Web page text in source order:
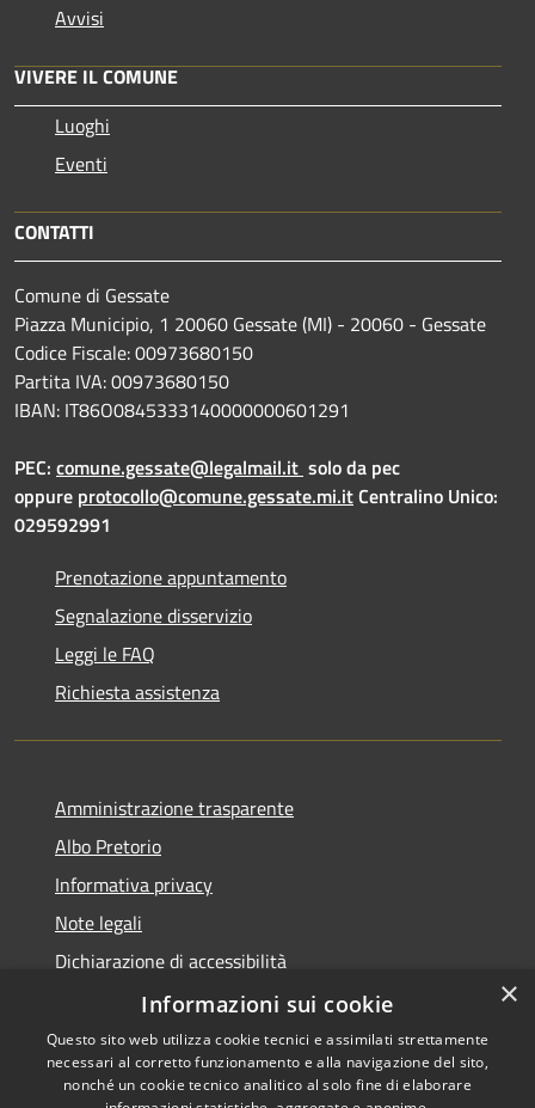
Avvisi
VIVERE IL COMUNE
Luoghi
Eventi
CONTATTI
Comune di Gessate
Piazza Municipio, 1 20060 Gessate (MI) - 20060 - Gessate
Codice Fiscale: 00973680150
Partita IVA: 00973680150
IBAN: IT86O0845333140000000601291
PEC: comune.gessate@legalmail.it solo da pec
oppure protocollo@comune.gessate.mi.itCentralino Unico:
029592991
Prenotazione appuntamento
Segnalazione disservizio
Leggi le FAQ
Richiesta assistenza
Amministrazione trasparente
Albo Pretorio
Informativa privacy
Note legali
Dichiarazione di accessibilità
Dichiarazione di accessibilità dal 2025
×
Informazioni sui cookie
Questo sito web utilizza cookie tecnici e assimilati strettamente
necessari al corretto funzionamento e alla navigazione del sito,
nonché un cookie tecnico analitico al solo fine di elaborare